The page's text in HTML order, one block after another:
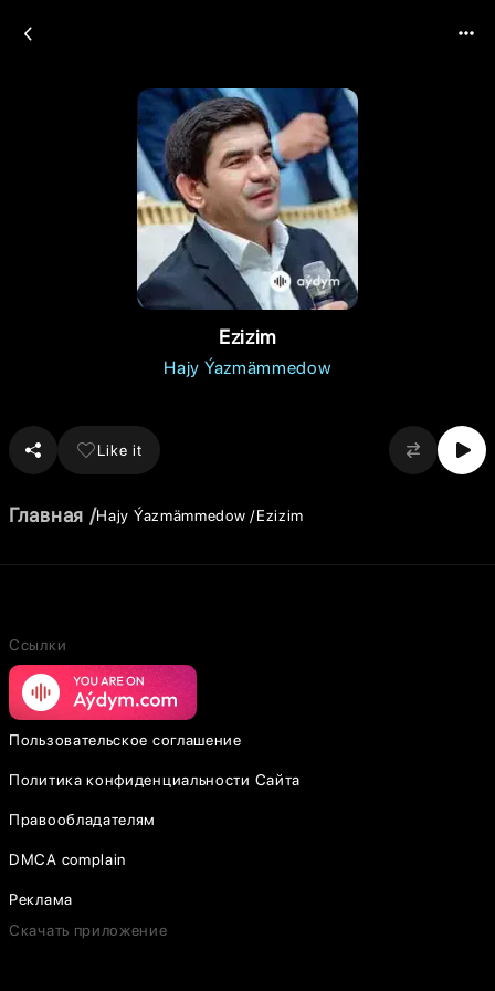
Ezizim
Hajy Ýazmämmedow
Like it
Главная Hajy Ýazmämmedow Ezizim
Ссылки
Пользовательское соглашение
Политика конфиденциальности Сайта
Правообладателям
DMCA complain
Реклама
Скачать приложение